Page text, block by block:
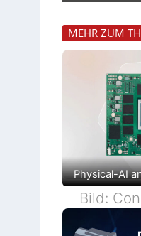
MEHR ZUM
Physical-AI
Bild: